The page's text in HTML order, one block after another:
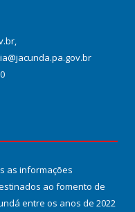
as informações
ao fomento de
entre os anos de 2022